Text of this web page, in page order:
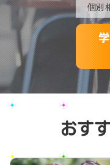
個別
おす